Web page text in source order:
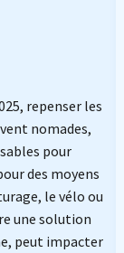
repenser les
nomades,
pour
des moyens
le vélo ou
une solution
peut impacter